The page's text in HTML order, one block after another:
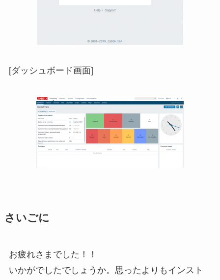
[ダッシュボード画面]
さいごに
お疲れさまでした！！
いかがでしたでしょうか。思ったよりもインスト